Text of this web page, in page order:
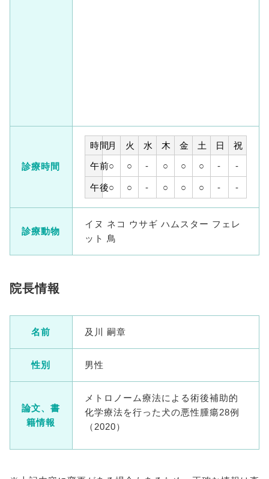
診療時間
時間月 火 水 木 金 土 日
祝
午前○ ○ - ○ ○ ○ - -
午後○ ○ - ○ ○ ○ - -
診療動物
イヌ ネコ ウサギ ハムスター フェレ
ット 鳥
院長情報
名前 及川 嗣章
性別 男性
論文、書
籍情報
メトロノーム療法による術後補助的
化学療法を行った犬の悪性腫瘍28例
（2020）